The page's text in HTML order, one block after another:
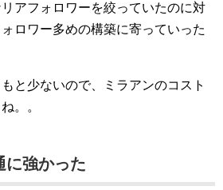
アフォロワーを絞っていたのに対
ロワー多めの構築に寄っていった
と少ないので、ミラアンのコスト
。。
に強かった